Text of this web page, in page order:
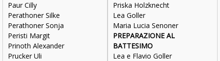
Paur Cilly
Perathoner Silke
Perathoner Sonja
Peristi Margit
Prinoth Alexander
Prucker Uli
Priska Holzknecht
Lea Goller
Maria Lucia Senoner
PREPARAZIONE AL
BATTESIMO
Lea e Flavio Goller